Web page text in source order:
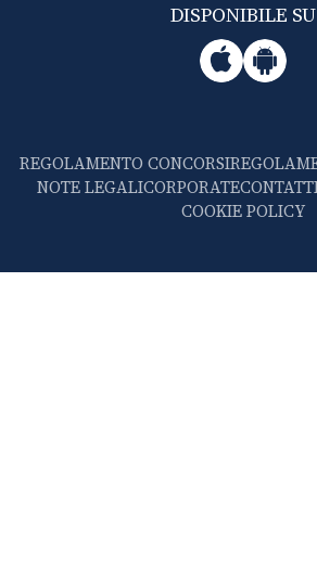
DISPONIBILE SU
REGOLAMENTO CONCORSI
NOTE LEGALICORPORATE
COOKIE POLICY